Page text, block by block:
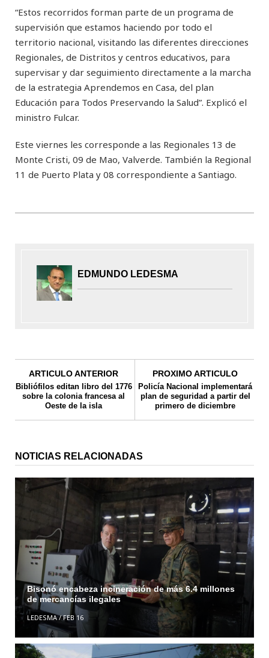
“Estos recorridos forman parte de un programa de
supervisión que estamos haciendo por todo el
territorio nacional, visitando las diferentes direcciones
Regionales, de Distritos y centros educativos, para
supervisar y dar seguimiento directamente a la marcha
de la estrategia Aprendemos en Casa, del plan
Educación para Todos Preservando la Salud”. Explicó el
ministro Fulcar.
Este viernes les corresponde a las Regionales 13 de
Monte Cristi, 09 de Mao, Valverde. También la Regional
11 de Puerto Plata y 08 correspondiente a Santiago.
EDMUNDO LEDESMA
ARTICULO ANTERIOR
Bibliófilos editan libro del 1776
sobre la colonia francesa al
Oeste de la isla
PROXIMO ARTICULO
Policía Nacional implementará
plan de seguridad a partir del
primero de diciembre
NOTICIAS RELACIONADAS
Bisonó encabeza incineración de más 6.4 millones
de mercancías ilegales
LEDESMA/FEB 16